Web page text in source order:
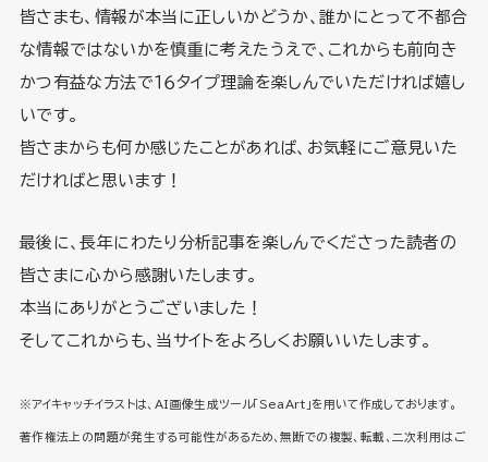
皆さまも、情報が本当に正しいかどうか、誰かにとって不都合
な情報ではないかを慎重に考えたうえで、これからも前向き
かつ有益な方法で１６タイプ理論を楽しんでいただければ嬉し
いです。
皆さまからも何か感じたことがあれば、お気軽にご意見いた
だければと思います！
最後に、長年にわたり分析記事を楽しんでくださった読者の
皆さまに心から感謝いたします。
本当にありがとうございました！
そしてこれからも、当サイトをよろしくお願いいたします。
※アイキャッチイラストは、AI画像生成ツール「SeaArt」を用いて作成しております。
著作権法上の問題が発生する可能性があるため、無断での複製、転載、二次利用はご